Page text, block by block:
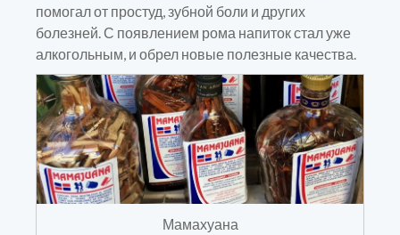
помогал от простуд, зубной боли и других
болезней. С появлением рома напиток стал уже
алкогольным, и обрел новые полезные качества.
Мамахуана